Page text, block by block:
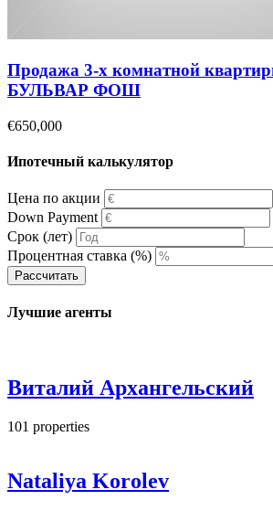
Продажа 3-х комнатной
БУЛЬВАР ФОШ
€650,000
Ипотечный калькулятор
Цена по акции
Down Payment
Срок (лет)
Процентная ставка (%)
Рассчитать
Лучшие агенты
Виталий Архангельский
101 properties
Nataliya Korolev